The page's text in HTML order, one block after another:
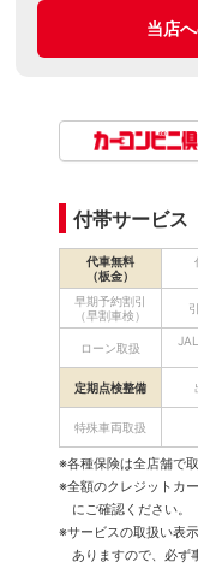
当店
付帯サービス
代車無料
（板金）
早期予約割引
（早割車検）
ローン取扱
定期点検整備
特殊車両取扱
※各種保険は全店舗で
※全額のクレジットカ
にご確認ください。
※サービスの取扱い表
ありますので、必ず